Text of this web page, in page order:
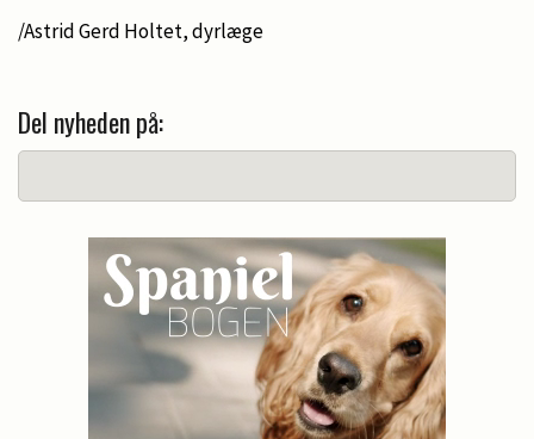
/Astrid Gerd Holtet, dyrlæge
Del nyheden på: